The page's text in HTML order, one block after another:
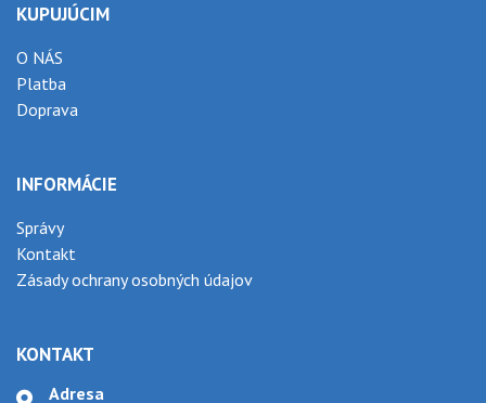
KUPUJÚCIM
O NÁS
Platba
Doprava
INFORMÁCIE
Správy
Kontakt
Zásady ochrany osobných údajov
KONTAKT
Adresa